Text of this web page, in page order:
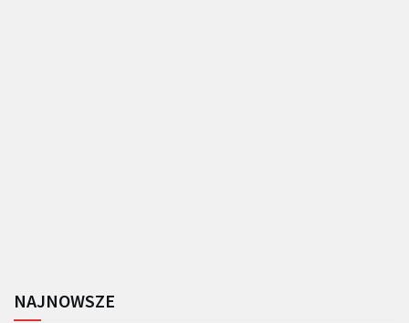
NAJNOWSZE